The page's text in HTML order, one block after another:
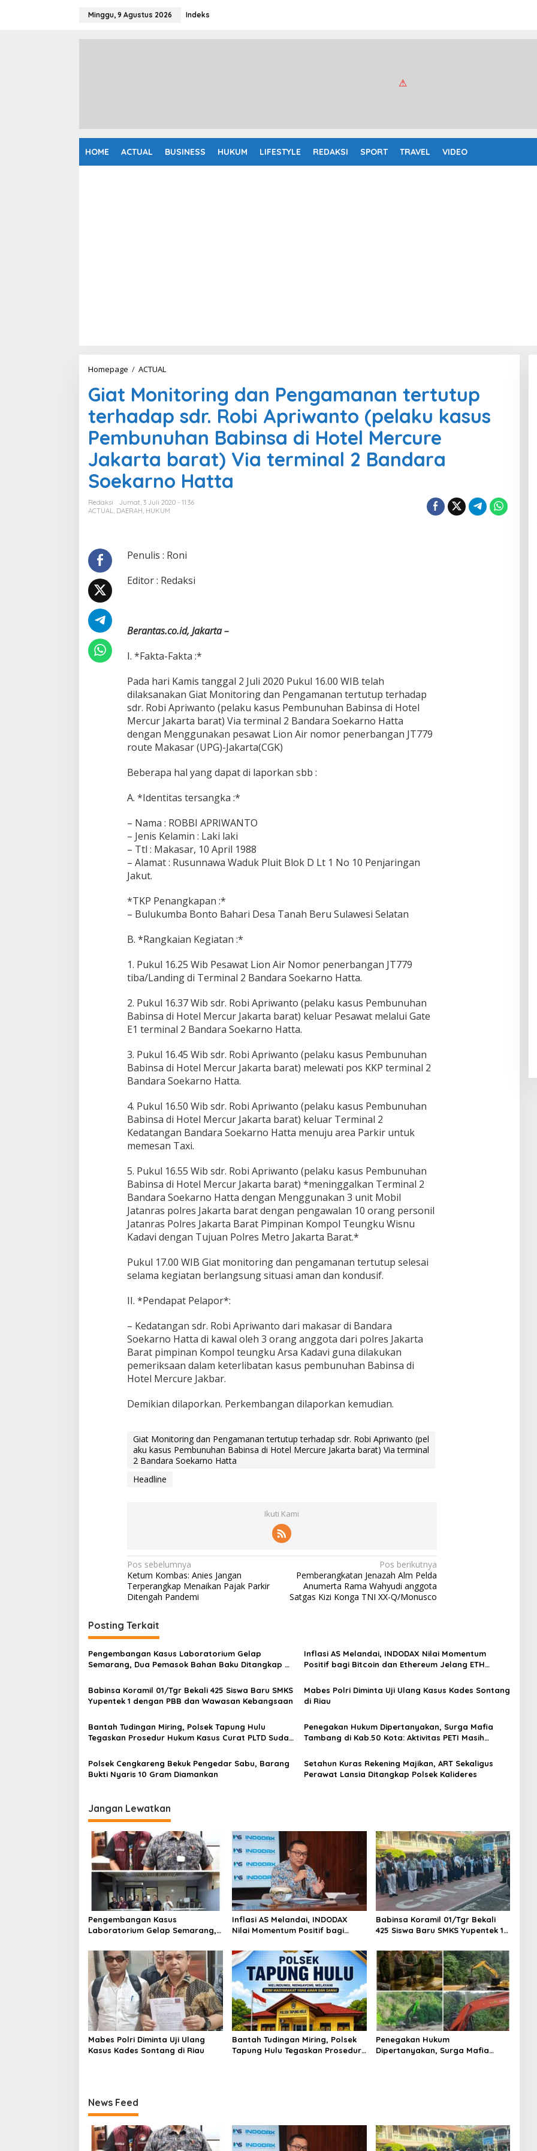
Minggu, 9 Agustus 2026 Indeks
HOME ACTUAL BUSINESS HUKUM LIFESTYLE REDAKSI SPORT TRAVEL VIDEO
Homepage / ACTUAL
a
t
M
o
n
i
t
o
r
i
n
g
P
g
n
n
t
r
t
u
u
p
t
r
h
d
p
s
d
r
b
A
r
w
a
n
o
(
p
l
a
k
u
a
s
u
s
P
m
b
u
n
u
h
a
n
a
b
n
d
i
H
o
e
M
c
u
r
b
a
r
a
t
t
e
m
i
l
2
a
n
r
a
o
e
k
a
r
o
H
a
t
a
Giat Monitoring dan Pengamanan tertutup
terhadap sdr. Robi Apriwanto (pelaku kasus
Pembunuhan Babinsa di Hotel Mercure
Jakarta barat) Via terminal 2 Bandara
Soekarno Hatta
Redaksi
Jumat, 3 Juli 2020 - 11:36
ACTUAL, DAERAH, HUKUM
Penulis : Roni
Editor : Redaksi
Berantas.co.id, Jakarta –
I. *Fakta-Fakta :*
Pada hari Kamis tanggal 2 Juli 2020 Pukul 16.00 WIB telah
dilaksanakan Giat Monitoring dan Pengamanan tertutup terhadap
sdr. Robi Apriwanto (pelaku kasus Pembunuhan Babinsa di Hotel
Mercur Jakarta barat) Via terminal 2 Bandara Soekarno Hatta
dengan Menggunakan pesawat Lion Air nomor penerbangan JT779
route Makasar (UPG)-Jakarta(CGK)
Beberapa hal yang dapat di laporkan sbb :
A. *Identitas tersangka :*
– Nama : ROBBI APRIWANTO
– Jenis Kelamin : Laki laki
– Ttl : Makasar, 10 April 1988
– Alamat : Rusunnawa Waduk Pluit Blok D Lt 1 No 10 Penjaringan
Jakut.
*TKP Penangkapan :*
– Bulukumba Bonto Bahari Desa Tanah Beru Sulawesi Selatan
B. *Rangkaian Kegiatan :*
1. Pukul 16.25 Wib Pesawat Lion Air Nomor penerbangan JT779
tiba/Landing di Terminal 2 Bandara Soekarno Hatta.
2. Pukul 16.37 Wib sdr. Robi Apriwanto (pelaku kasus Pembunuhan
Babinsa di Hotel Mercur Jakarta barat) keluar Pesawat melalui Gate
E1 terminal 2 Bandara Soekarno Hatta.
3. Pukul 16.45 Wib sdr. Robi Apriwanto (pelaku kasus Pembunuhan
Babinsa di Hotel Mercur Jakarta barat) melewati pos KKP terminal 2
Bandara Soekarno Hatta.
4. Pukul 16.50 Wib sdr. Robi Apriwanto (pelaku kasus Pembunuhan
Babinsa di Hotel Mercur Jakarta barat) keluar Terminal 2
Kedatangan Bandara Soekarno Hatta menuju area Parkir untuk
memesan Taxi.
5. Pukul 16.55 Wib sdr. Robi Apriwanto (pelaku kasus Pembunuhan
Babinsa di Hotel Mercur Jakarta barat) *meninggalkan Terminal 2
Bandara Soekarno Hatta dengan Menggunakan 3 unit Mobil
Jatanras polres Jakarta barat dengan pengawalan 10 orang personil
Jatanras Polres Jakarta Barat Pimpinan Kompol Teungku Wisnu
Kadavi dengan Tujuan Polres Metro Jakarta Barat.*
Pukul 17.00 WIB Giat monitoring dan pengamanan tertutup selesai
selama kegiatan berlangsung situasi aman dan kondusif.
II. *Pendapat Pelapor*:
– Kedatangan sdr. Robi Apriwanto dari makasar di Bandara
Soekarno Hatta di kawal oleh 3 orang anggota dari polres Jakarta
Barat pimpinan Kompol teungku Arsa Kadavi guna dilakukan
pemeriksaan dalam keterlibatan kasus pembunuhan Babinsa di
Hotel Mercure Jakbar.
Demikian dilaporkan. Perkembangan dilaporkan kemudian.
Giat Monitoring dan Pengamanan tertutup terhadap sdr. Robi Apriwanto (pel
aku kasus Pembunuhan Babinsa di Hotel Mercure Jakarta barat) Via terminal
2 Bandara Soekarno Hatta
Headline
Ikuti Kami
N
a
v
i
g
a
s
i
p
o
s
Pos sebelumnya
Ketum Kombas: Anies Jangan
Terperangkap Menaikan Pajak Parkir
Ditengah Pandemi
Pos berikutnya
Pemberangkatan Jenazah Alm Pelda
Anumerta Rama Wahyudi anggota
Satgas Kizi Konga TNI XX-Q/Monusco
Posting Terkait
Pengembangan Kasus Laboratorium Gelap
Semarang, Dua Pemasok Bahan Baku Ditangkap di
Inflasi AS Melandai, INDODAX Nilai Momentum
Positif bagi Bitcoin dan Ethereum Jelang ETH
Babinsa Koramil 01/Tgr Bekali 425 Siswa Baru SMKS
Yupentek 1 dengan PBB dan Wawasan Kebangsaan
Mabes Polri Diminta Uji Ulang Kasus Kades Sontang
di Riau
Bantah Tudingan Miring, Polsek Tapung Hulu
Tegaskan Prosedur Hukum Kasus Curat PLTD Sudah
Penegakan Hukum Dipertanyakan, Surga Mafia
Tambang di Kab.50 Kota: Aktivitas PETI Masih
Polsek Cengkareng Bekuk Pengedar Sabu, Barang
Bukti Nyaris 10 Gram Diamankan
Setahun Kuras Rekening Majikan, ART Sekaligus
Perawat Lansia Ditangkap Polsek Kalideres
Jangan Lewatkan
Pengembangan Kasus
Laboratorium Gelap Semarang,
Ditangkap di Cakung Hingga Sita
1,5 Ton Bahan Baku
Inflasi AS Melandai, INDODAX
Nilai Momentum Positif bagi
Genesis Day
Babinsa Koramil 01/Tgr Bekali
425 Siswa Baru SMKS Yupentek 1
Kebangsaan
Mabes Polri Diminta Uji Ulang
Kasus Kades Sontang di Riau
Bantah Tudingan Miring, Polsek
Tapung Hulu Tegaskan Prosedur
Penegakan Hukum
Dipertanyakan, Surga Mafia
News Feed